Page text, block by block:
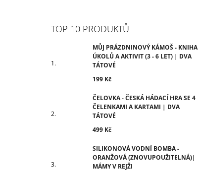
TOP 10 PRODUKTŮ
MŮJ PRÁZDNINOVÝ KÁMOŠ - KNIHA
ÚKOLŮ A AKTIVIT (3 - 6 LET) | DVA
TÁTOVÉ
199 Kč
ČELOVKA - ČESKÁ HÁDACÍ HRA SE 4
ČELENKAMI A KARTAMI | DVA
TÁTOVÉ
499 Kč
SILIKONOVÁ VODNÍ BOMBA -
ORANŽOVÁ (ZNOVUPOUŽITELNÁ)|
MÁMY V REJŽI